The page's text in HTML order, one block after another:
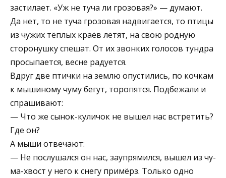
застилает. «Уж не туча ли грозовая?» — думают.
Да нет, то не туча грозовая надвигается, то птицы
из чужих тёплых краёв летят, на свою родную
сторонушку спешат. От их звонких голосов тундра
просыпается, вес­не радуется.
Вдруг две птички на землю опустились, по кочкам
к мышиному чуму бегут, торопятся. Подбежали и
спраши­вают:
— Что же сынок-куличок не вышел нас встретить?
Где он?
А мыши отвечают:
— Не послушался он нас, заупрямился, вышел из чу­
ма-хвост у него к снегу примёрз. Только одно